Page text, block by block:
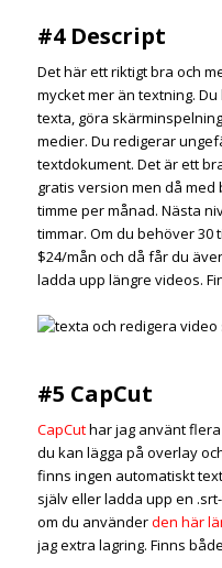
#4 Descript
Det här ett riktigt bra och
mycket mer än textning.
texta, göra
medier. Du redigerar
textdokument. Det är ett
gratis version men då
timme per månad. Nästa
timmar. Om du behöver
$24/mån och då får du
ladda upp längre videos.
#5 CapCut
CapCuthar jag använt
du kan lägga på overlay
finns ingen automatiskt
själv eller ladda upp en
om du använderden här
jag extra lagring. Finns